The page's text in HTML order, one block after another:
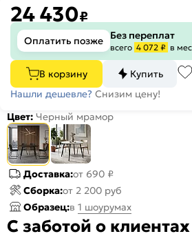
24 430₽
Оплатить позже Без переплат
всего 4 072 ₽ в
В корзину
Купить
Нашли дешевле? Снизим цену!
Цвет: Черный мрамор
Доставка:от 690 ₽
Сборка:от 2 200 руб
Образец:в 1 шоурумах
С заботой о клиентах